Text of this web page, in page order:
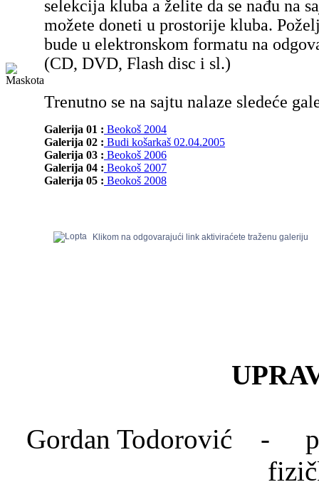
selekcija kluba a želite da se nađu na
možete doneti u prostorije kluba.
bude u elektronskom formatu na
(CD, DVD, Flash disc i sl.)
Trenutno se na sajtu nalaze sledeće
Galerija 01 : Beokoš 2004
Galerija 02 : Budi košarkaš 02.04.2005
Galerija 03 : Beokoš 2006
Galerija 04 : Beokoš 2007
Galerija 05 : Beokoš 2008
Klikom na odgovarajući link aktiviraćete traženu galeriju
Gordan Todorović -